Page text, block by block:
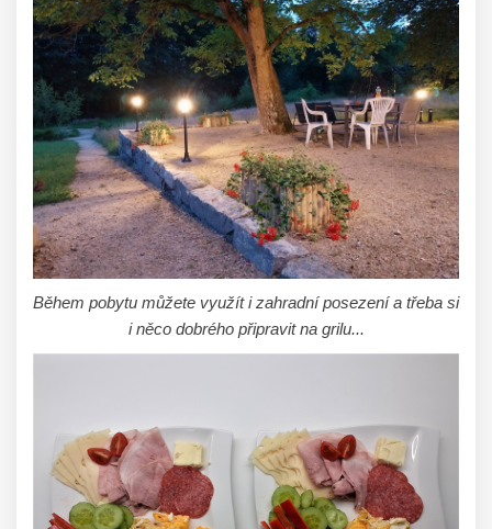
Během pobytu můžete využít i zahradní posezení a třeba si
i něco dobrého připravit na grilu...